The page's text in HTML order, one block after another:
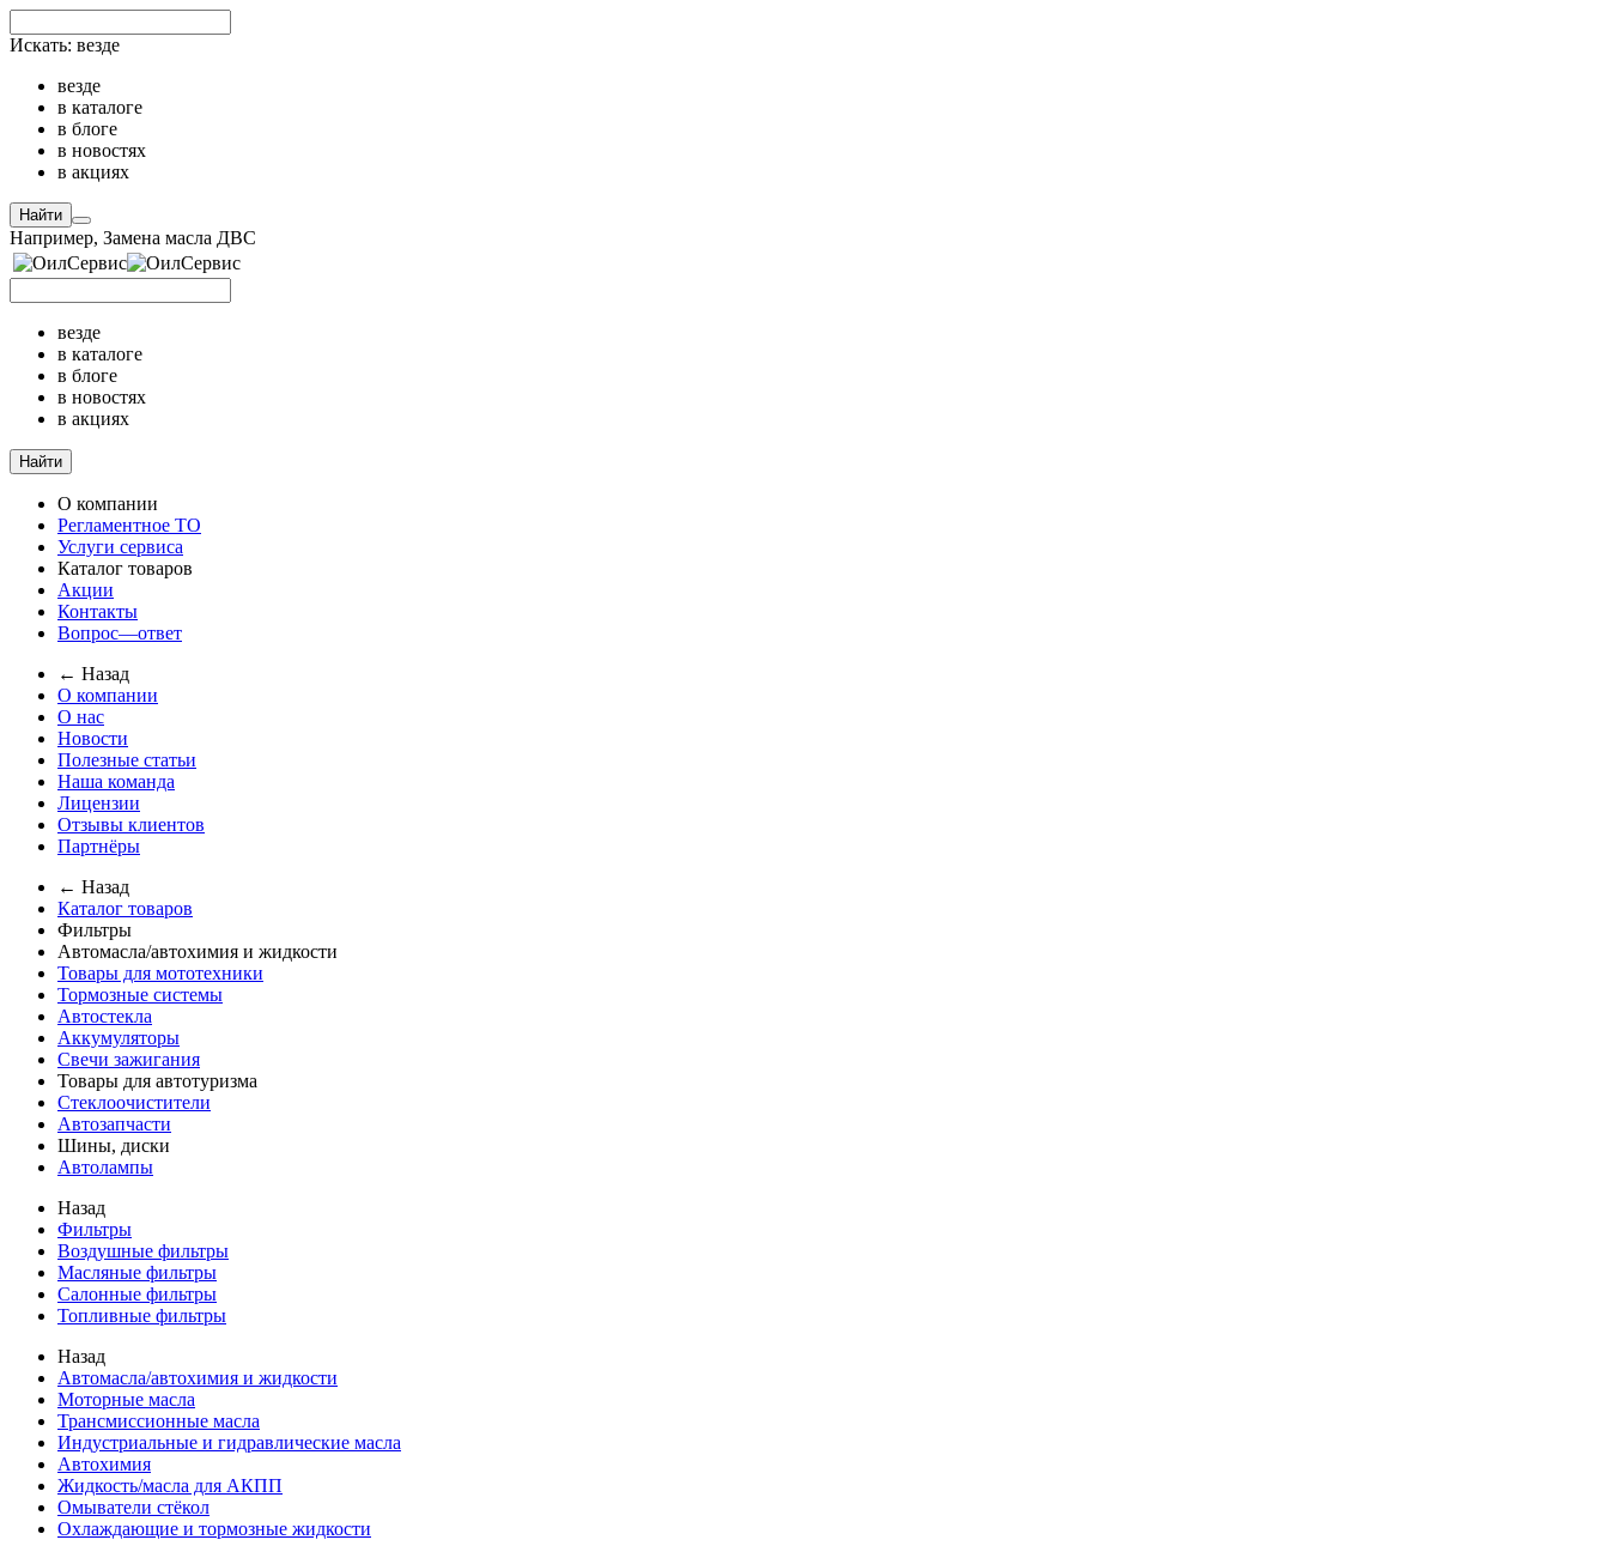
Искать: везде
везде
в каталоге
в блоге
в новостях
в акциях
Найти
Например, Замена масла ДВС
везде
в каталоге
в блоге
в новостях
в акциях
Найти
О компании
Регламентное ТО
Услуги сервиса
Каталог товаров
Акции
Контакты
Вопрос—ответ
← Назад
О компании
О нас
Новости
Полезные статьи
Наша команда
Лицензии
Отзывы клиентов
Партнёры
← Назад
Каталог товаров
Фильтры
Автомасла/автохимия и жидкости
Товары для мототехники
Тормозные системы
Автостекла
Аккумуляторы
Свечи зажигания
Товары для автотуризма
Стеклоочистители
Автозапчасти
Шины, диски
Автолампы
Назад
Фильтры
Воздушные фильтры
Масляные фильтры
Салонные фильтры
Топливные фильтры
Назад
Автомасла/автохимия и жидкости
Моторные масла
Трансмиссионные масла
Индустриальные и гидравлические масла
Автохимия
Жидкость/масла для АКПП
Омыватели стёкол
Охлаждающие и тормозные жидкости